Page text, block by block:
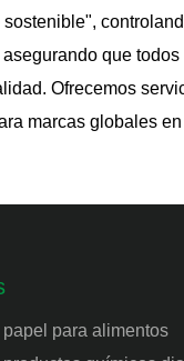
que
Ofrecemos
marcas globales
para alimentos